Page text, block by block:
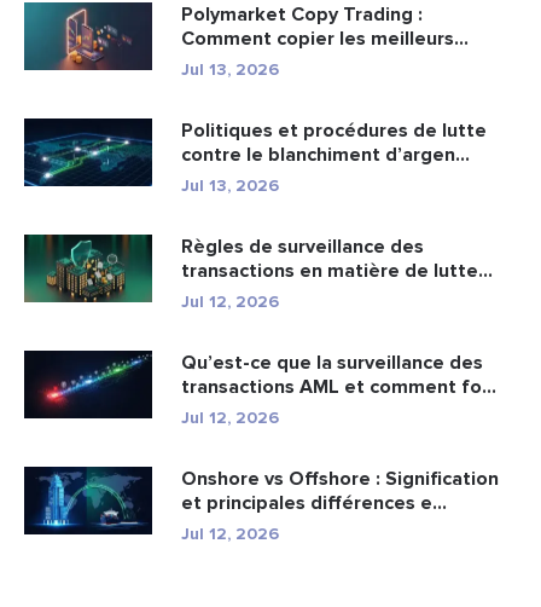
Polymarket Copy Trading :
Comment copier les meilleurs
portefeuil...
Jul 13, 2026
Politiques et procédures de lutte
contre le blanchiment d’argen...
Jul 13, 2026
Règles de surveillance des
transactions en matière de lutte
cont...
Jul 12, 2026
Qu’est-ce que la surveillance des
transactions AML et comment fo...
Jul 12, 2026
Onshore vs Offshore : Signification
et principales différences e...
Jul 12, 2026